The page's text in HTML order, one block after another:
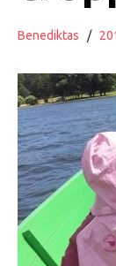
Benediktas /